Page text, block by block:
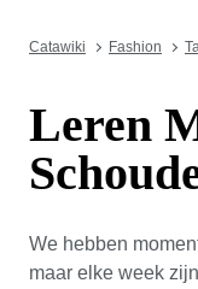
Catawiki Fashion
Leren
We hebben
maar elke week